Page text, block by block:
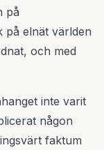
på
på elnät världen
och med
inte varit
någon
faktum